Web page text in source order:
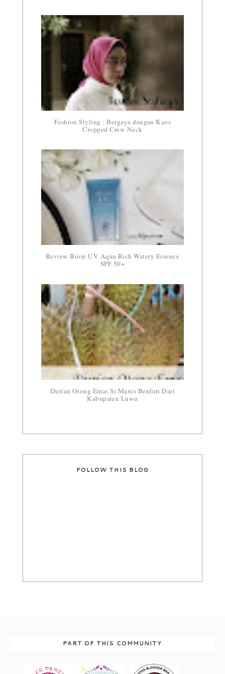
Fashion Styling : Bergaya dengan Kaos
Cropped Crew Neck
Review Biore UV Aqua Rich Watery Essence
SPF 50+
Durian Otong Emas Si Manis Berduri Dari
Kabupaten Luwu
FOLLOW THIS BLOG
PART OF THIS COMMUNITY